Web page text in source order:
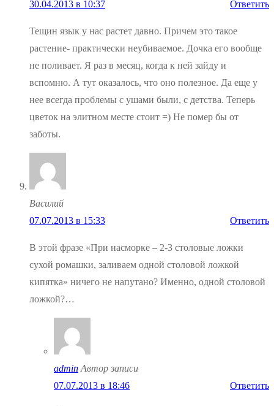
30.04.2013 в 10:37
Ответить
Тещин язык у нас растет давно. Причем это такое
растение- практически неубиваемое. Дочка его вообще
не поливает. Я раз в месяц, когда к ней зайду и
вспомню. А тут оказалось, что оно полезное. Да еще у
нее всегда проблемы с ушами были, с детства. Теперь
цветок на элитном месте стоит =) Не помер бы от
заботы.
Василий
07.07.2013 в 15:33
Ответить
В этой фразе «При насморке – 2-3 столовые ложки
сухой ромашки, заливаем одной столовой ложкой
кипятка» ничего не напутано? Именно, одной столовой
ложкой?…
admin Автор записи
07.07.2013 в 18:46
Ответить